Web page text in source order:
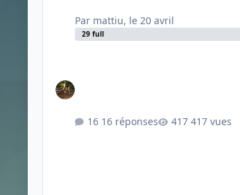
Par mattiu, le 20 avril
29 full
16 réponses 417 vues